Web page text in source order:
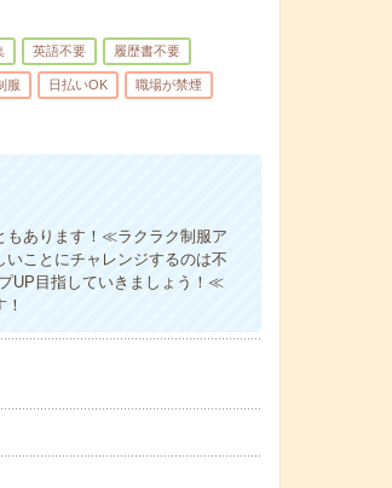
英語不要 履歴書不要
服 日払いOK 職場が禁煙
あります！≪ラクラク制服ア
ことにチャレンジするのは不
UP目指していきましょう！≪